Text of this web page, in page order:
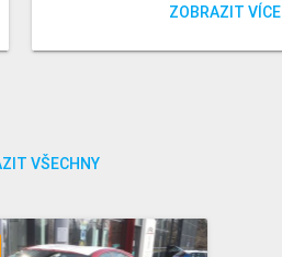
ZOBRAZIT VÍCE
VŠECHNY